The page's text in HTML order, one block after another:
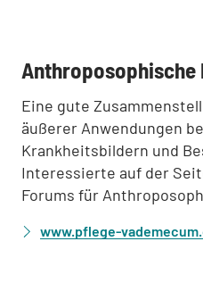
:
Anthroposophische
Eine gute
äußerer Anwendungen
Krankheitsbildern und
Interessierte auf der
Forums für
www.pflege-